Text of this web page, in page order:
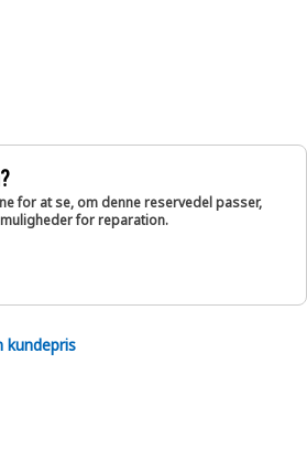
for at se, om denne reservedel passer,
for reparation.
kundepris